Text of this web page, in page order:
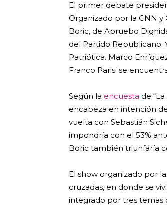
El primer debate
Organizado por la CNN
Boric, de Apruebo
del Partido Republicano;
Patriótica. Marco
Franco Parisi se
Según la encuesta de
encabeza en intención
vuelta con Sebastián
impondría con el 53%
Boric también triunfaría
El show organizado por
cruzadas, en donde se
integrado por tres temas